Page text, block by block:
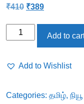
₹410 Original
was:
₹389Current
is:
₹389.
பண்டைக்கால
Add to
Add to Wishlist
Categories: தமிழ்,